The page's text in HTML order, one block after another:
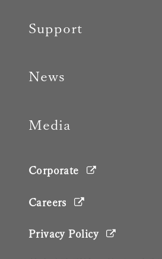
Support
News
Media
Corporate
Careers
Privacy Policy